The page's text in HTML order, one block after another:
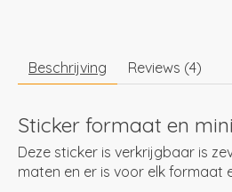
Beschrijving Reviews (4)
Sticker formaat en
Deze sticker is verkrijgbaar is
maten en er is voor elk formaat